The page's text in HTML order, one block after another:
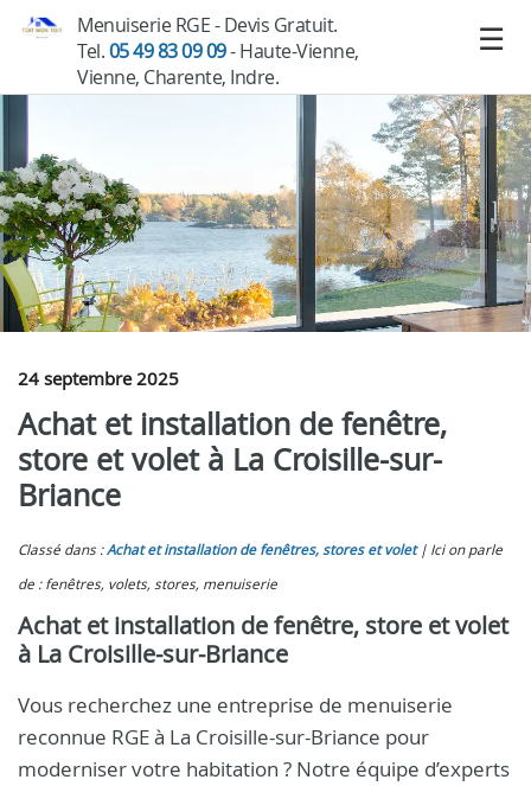
Menuiserie RGE - Devis Gratuit.
Tel.05 49 83 09 09- Haute-Vienne,
Vienne, Charente, Indre.
24 septembre 2025
Achat et installation de fenêtre,
store et volet à La Croisille-sur-
Briance
Classé dans :Achat et installation de fenêtres, stores et volet
Ici on parle
de : fenêtres, volets, stores, menuiserie
Achat et installation de fenêtre, store et volet
à La Croisille-sur-Briance
Vous recherchez une entreprise de menuiserie
reconnue RGE à La Croisille-sur-Briance pour
moderniser votre habitation ? Notre équipe d’experts